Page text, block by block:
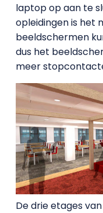
laptop op aan te
opleidingen is het
beeldschermen
dus het
meer
De drie etages